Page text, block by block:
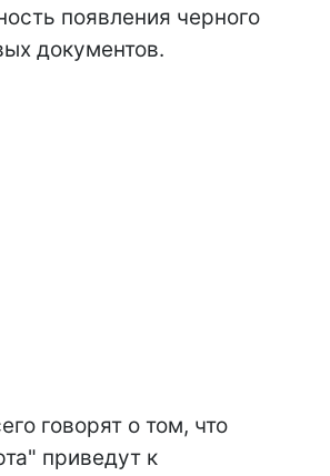
появления черного
документов.
говорят о том, что
приведут к